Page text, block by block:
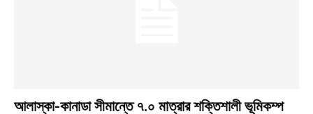
আলাস্কা-কানাডা সীমান্তে ৭.০ মাত্রার শক্তিশালী ভূমিকম্প